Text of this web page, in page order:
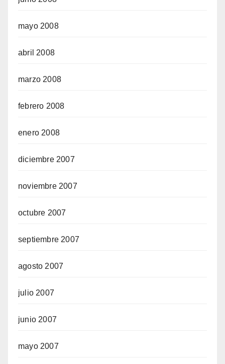
mayo 2008
abril 2008
marzo 2008
febrero 2008
enero 2008
diciembre 2007
noviembre 2007
octubre 2007
septiembre 2007
agosto 2007
julio 2007
junio 2007
mayo 2007